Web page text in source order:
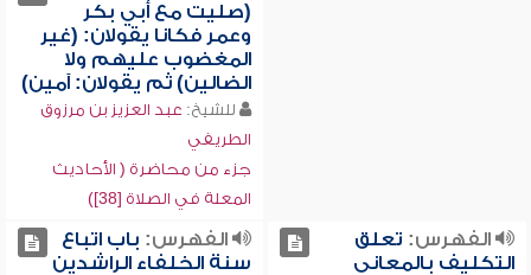
(صليت مع أبي بكر
وعمر فكانا يقولان: (غير
المغضوب عليهم ولا
الضالين) ثم يقولان: آمين)
للشيخ: عبد العزيز بن مرزوق
الطريفي
جزء من محاضرة ( الأحاديث
المعلة في الصلاة [38])
الفهرس: تعلق
التكليف بالمعاني
الفهرس: باب اتباع
سنة الخلفاء الراشدين